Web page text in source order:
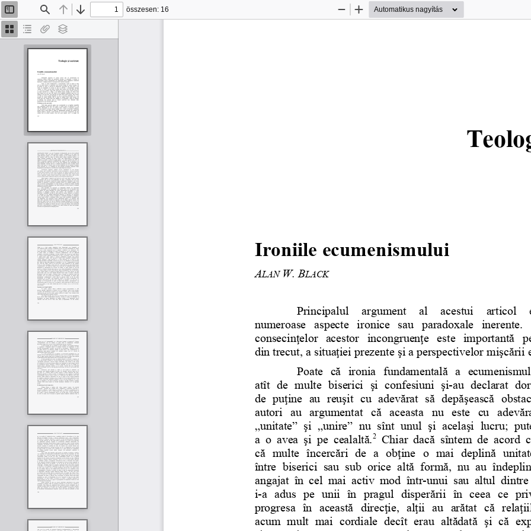
Bélyegképek
Dokumentumvázlat
Van
Rétegek
Oldalsáv
be/ki
KeresésElőzőTovább
összesen: 16
KicsinyítésNagyítás
Ironiile ecumenismului
ALAN W. BLACK
Principalul   argument   al   acestui   articol
numeroase aspecte  ironice sau paradoxale inerente.
consecinţelor acestor incongruenţe  este importantă
din trecut, a situaţiei prezente şi a perspectivelor mişcării
Poate că ironia fundamentală a
atît de multe biserici şi confesiuni şi-au declarat
de puţine au reuşit cu adevărat să depăşească
autori au argumentat  că aceasta  nu este cu
„unitate” şi „unire” nu sînt unul şi acelaşi lucru;
a o avea şi pe cealaltă.2 Chiar dacă sîntem de acord
că multe încercări de a obţine o mai deplină
între biserici sau sub orice altă formă, nu au
angajat în cel mai activ mod într-unui sau altul dintre
i-a adus pe unii în pragul disperării în ceea ce
progresa în această direcţie, alţii au arătat că
acum mult mai cordiale decît erau altădată şi că